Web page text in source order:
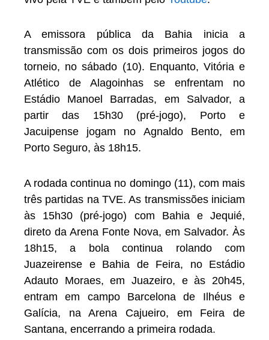
A emissora pública da Bahia inicia a
transmissão com os dois primeiros jogos do
torneio, no sábado (10). Enquanto, Vitória e
Atlético de Alagoinhas se enfrentam no
Estádio Manoel Barradas, em Salvador, a
partir das 15h30 (pré-jogo), Porto e
Jacuipense jogam no Agnaldo Bento, em
Porto Seguro, às 18h15.
A rodada continua no domingo (11), com mais
três partidas na TVE. As transmissões iniciam
às 15h30 (pré-jogo) com Bahia e Jequié,
direto da Arena Fonte Nova, em Salvador. Às
18h15, a bola continua rolando com
Juazeirense e Bahia de Feira, no Estádio
Adauto Moraes, em Juazeiro, e às 20h45,
entram em campo Barcelona de Ilhéus e
Galícia, na Arena Cajueiro, em Feira de
Santana, encerrando a primeira rodada.